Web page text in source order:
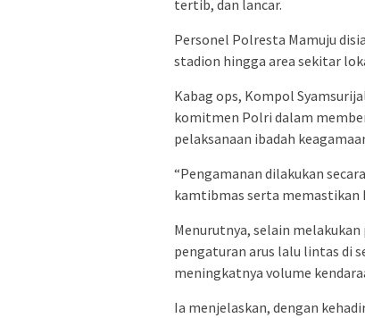
tertib, dan lancar.
Personel Polresta Mamuju
stadion hingga area sekitar
Kabag ops, Kompol
komitmen Polri dalam
pelaksanaan ibadah
“Pengamanan dilakukan
kamtibmas serta memastikan
Menurutnya, selain
pengaturan arus lalu lintas di
meningkatnya volume
Ia menjelaskan, dengan